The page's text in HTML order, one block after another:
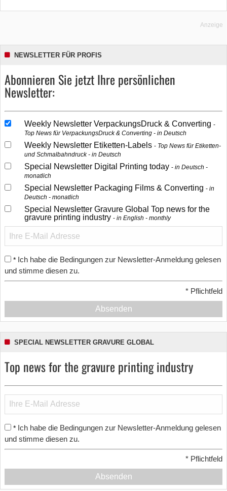
Anzeige
NEWSLETTER FÜR PROFIS
Abonnieren Sie jetzt Ihre persönlichen
Newsletter:
Weekly Newsletter VerpackungsDruck & Converting
Top News für VerpackungsDruck & Converting - in Deutsch
Weekly Newsletter Etiketten-Labels
Top News für Etiketten-
und Schmalbahndruck - in Deutsch
Special Newsletter Digital Printing today
in Deutsch -
monatlich
Special Newsletter Packaging Films & Converting
in
Deutsch - monatlich
Special Newsletter Gravure Global Top news for the
gravure printing industry
in English - monthly
* Ich habe die Bedingungen zur Newsletter-Anmeldung gelesen
und stimme diesen zu.
* Pflichtfeld
Absenden
SPECIAL NEWSLETTER GRAVURE GLOBAL
Top news for the gravure printing industry
* Ich habe die Bedingungen zur Newsletter-Anmeldung gelesen
und stimme diesen zu.
* Pflichtfeld
Absenden